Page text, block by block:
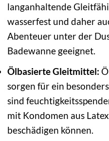
langanhaltende
wasserfest und daher
Abenteuer unter der
Badewanne geeignet.
Ölbasierte Gleitmittel:
sorgen für ein
sind
mit Kondomen aus
beschädigen können.